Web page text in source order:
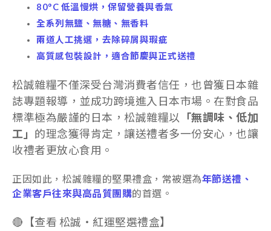
80°C 低溫慢烘，保留營養與香氣
全系列無鹽、無糖、無香料
兩道人工挑選，去除碎屑與瑕疵
高質感包裝設計，適合節慶與正式送禮
松誠雜糧不僅深受台灣消費者信任，也曾獲日本雜
誌專題報導，並成功跨境進入日本市場。在對食品
標準極為嚴謹的日本，松誠雜糧以
「無調味、低加
工」 的理念獲得肯定，讓送禮者多一份安心，也讓
收禮者更放心食用。
正因如此，松誠雜糧的堅果禮盒，常被選為年節送禮、
企業客戶往來與高品質團購的首選。
🔴【查看 松誠・紅運堅選禮盒】